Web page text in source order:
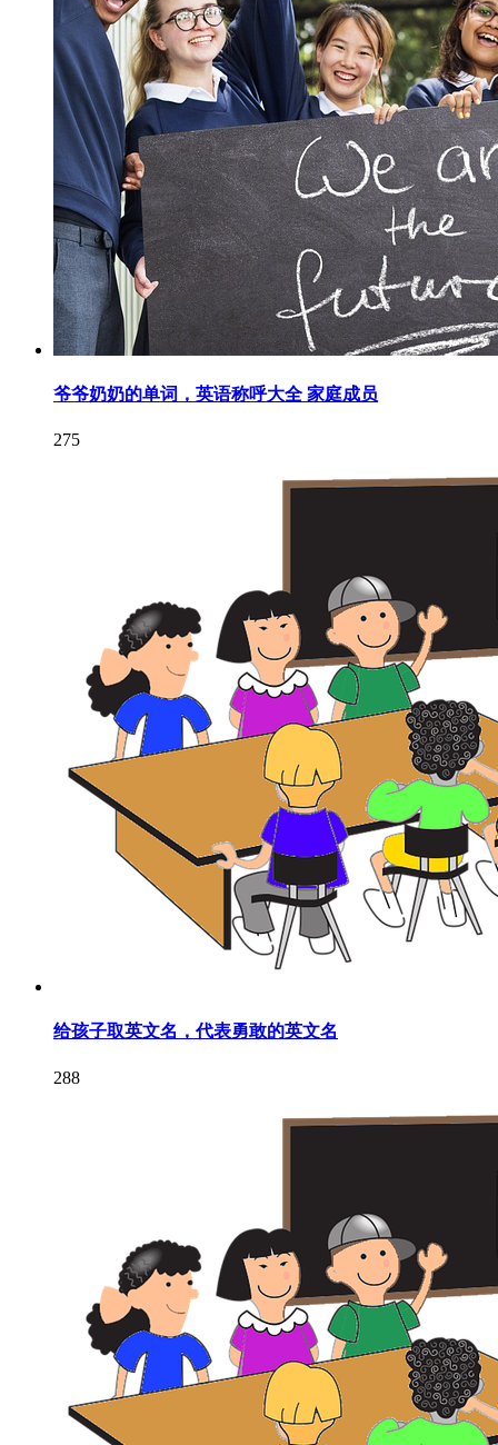
爷爷奶奶的单词，英语称呼大全 家庭成员
275
给孩子取英文名，代表勇敢的英文名
288